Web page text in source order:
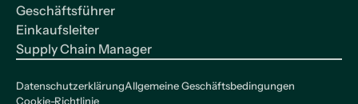
Geschäftsführer
Einkaufsleiter
Supply Chain Manager
DatenschutzerklärungAllgemeine Geschäftsbedingungen
Cookie-Richtlinie